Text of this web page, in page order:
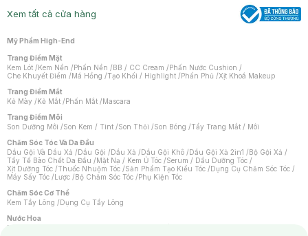
Xem tất cả cửa hàng
Mỹ Phẩm High-End
Trang Điểm Mặt
Kem Lót /Kem Nền /Phấn Nền /BB / CC Cream /Phấn Nước Cushion /
Che Khuyết Điểm /Má Hồng /Tạo Khối / Highlight /Phấn Phủ /Xịt Khoá Makeup
Trang Điểm Mắt
Kẻ Mày /Kẻ Mắt /Phấn Mắt /Mascara
Trang Điểm Môi
Son Dưỡng Môi /Son Kem / Tint /Son Thỏi /Son Bóng /Tẩy Trang Mắt / Môi
Chăm Sóc Tóc Và Da Đầu
Dầu Gội Và Dầu Xả /Dầu Gội /Dầu Xả /Dầu Gội Khô /Dầu Gội Xả 2in1 /Bộ Gội Xả /
Tẩy Tế Bào Chết Da Đầu /Mặt Nạ / Kem Ủ Tóc /Serum / Dầu Dưỡng Tóc /
Xịt Dưỡng Tóc /Thuốc Nhuộm Tóc /Sản Phẩm Tạo Kiểu Tóc /Dụng Cụ Chăm Sóc Tóc /
Máy Sấy Tóc /Lược /Bộ Chăm Sóc Tóc /Phụ Kiện Tóc
Chăm Sóc Cơ Thể
Kem Tẩy Lông /Dụng Cụ Tẩy Lông
Nước Hoa
Nước Hoa Nữ